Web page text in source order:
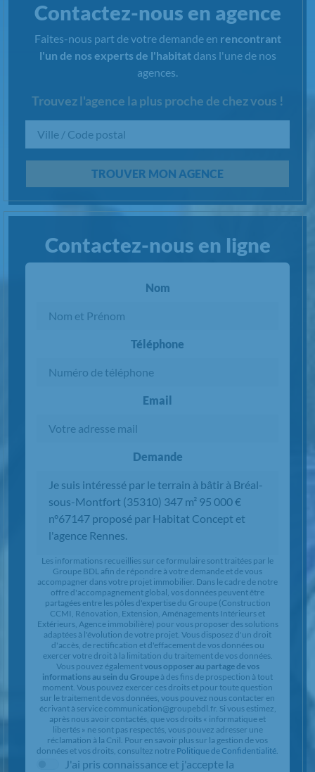
Contactez-nous en agence
Faites-nous part de votre demande en rencontrant
l'un de nos experts de l'habitatdans l'une de nos
agences.
Trouvez l'agence la plus proche de chez vous !
Chargement...
TROUVER MON AGENCE
Contactez-nous en ligne
Nom
Téléphone
Email
Demande
Les informations recueillies sur ce formulaire sont traitées par le
Groupe BDL afin de répondre à votre demande et de vous
accompagner dans votre projet immobilier. Dans le cadre de notre
offre d'accompagnement global, vos données peuvent être
partagées entre les pôles d'expertise du Groupe (Construction
CCMI, Rénovation, Extension, Aménagements Intérieurs et
Extérieurs, Agence immobilière) pour vous proposer des solutions
adaptées à l'évolution de votre projet. Vous disposez d'un droit
d'accès, de rectification et d'effacement de vos données ou
exercer votre droit à la limitation du traitement de vos données.
Vous pouvez égalementvous opposer au partage de vos
informations au sein du Groupe à des fins de prospection à tout
moment. Vous pouvez exercer ces droits et pour toute question
sur le traitement de vos données, vous pouvez nous contacter en
écrivant à service communication@groupebdl.fr. Si vous estimez,
après nous avoir contactés, que vos droits « informatique et
libertés » ne sont pas respectés, vous pouvez adresser une
réclamation à la Cnil. Pour en savoir plus sur la gestion de vos
données et vos droits, consultez notre Politique de Confidentialité.
J'ai pris connaissance et j'accepte la